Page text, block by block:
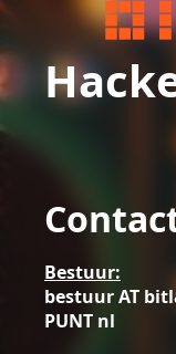
Bestuur:
bestuur AT
PUNT nl